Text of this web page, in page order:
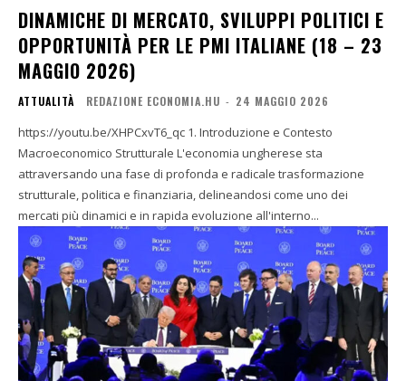
DINAMICHE DI MERCATO, SVILUPPI POLITICI E
OPPORTUNITÀ PER LE PMI ITALIANE (18 – 23
MAGGIO 2026)
ATTUALITÀ REDAZIONE ECONOMIA.HU - 24 MAGGIO 2026
https://youtu.be/XHPCxvT6_qc 1. Introduzione e Contesto
Macroeconomico Strutturale L'economia ungherese sta
attraversando una fase di profonda e radicale trasformazione
strutturale, politica e finanziaria, delineandosi come uno dei
mercati più dinamici e in rapida evoluzione all'interno...